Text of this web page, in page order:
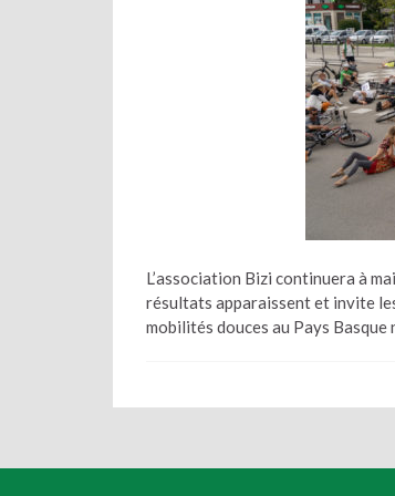
L’association Bizi continuera à
résultats apparaissent et invite
mobilités douces au Pays Basque